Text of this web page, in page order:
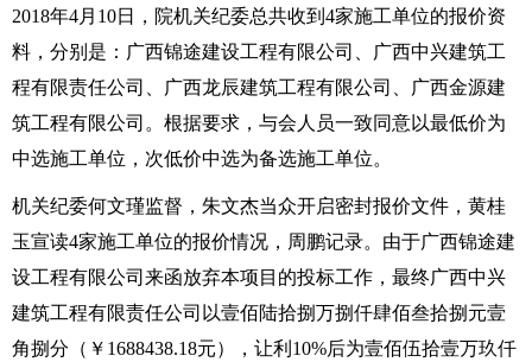
2018年4月10日，院机关纪委总共收到4家施工单位的报价资
料，分别是：广西锦途建设工程有限公司、广西中兴建筑工
程有限责任公司、广西龙辰建筑工程有限公司、广西金源建
筑工程有限公司。根据要求，与会人员一致同意以最低价为
中选施工单位，次低价中选为备选施工单位。
机关纪委何文瑾监督，朱文杰当众开启密封报价文件，黄桂
玉宣读4家施工单位的报价情况，周鹏记录。由于广西锦途建
设工程有限公司来函放弃本项目的投标工作，最终广西中兴
建筑工程有限责任公司以壹佰陆拾捌万捌仟肆佰叁拾捌元壹
角捌分（￥1688438.18元），让利10%后为壹佰伍拾壹万玖仟